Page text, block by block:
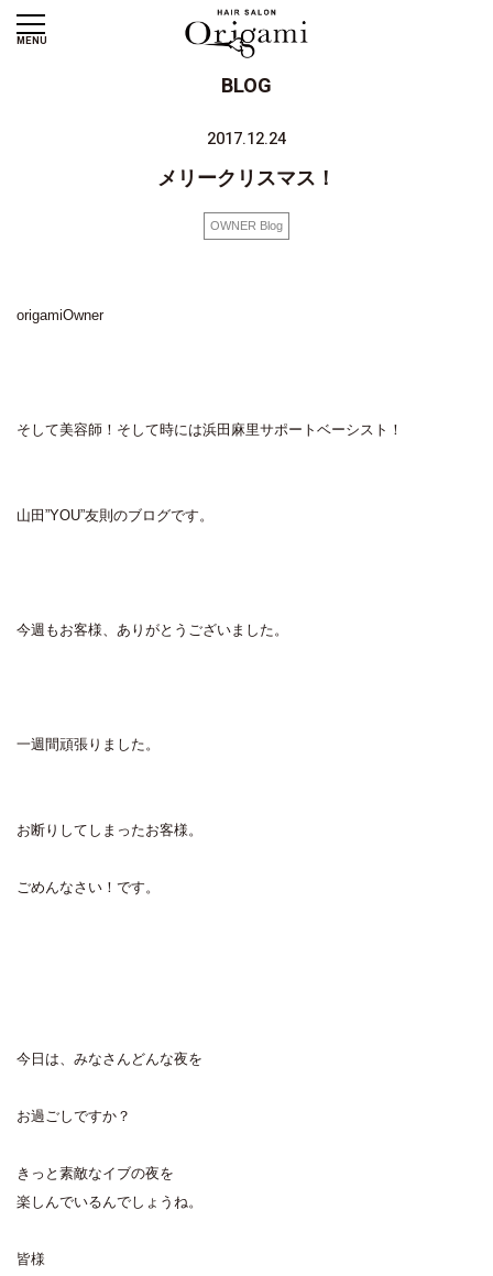
MENU
BLOG
2017.12.24
メリークリスマス！
OWNER Blog
origamiOwner
そして美容師！そして時には浜田麻里サポートベーシスト！
山田”YOU”友則のブログです。
今週もお客様、ありがとうございました。
一週間頑張りました。
お断りしてしまったお客様。
ごめんなさい！です。
今日は、みなさんどんな夜を
お過ごしですか？
きっと素敵なイブの夜を
楽しんでいるんでしょうね。
皆様